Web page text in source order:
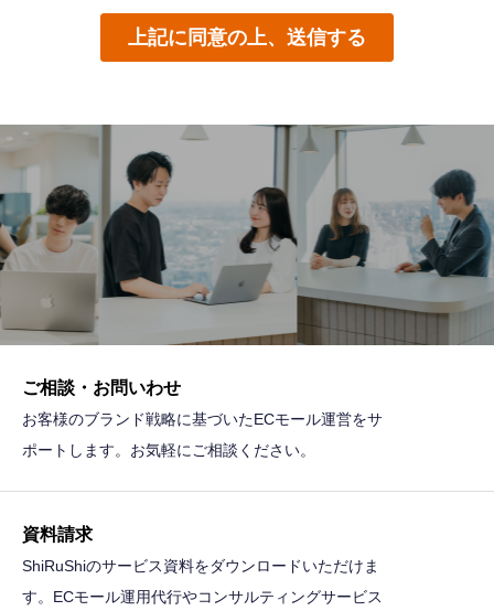
ご相談・お問いわせ
お客様のブランド戦略に基づいたECモール運営をサ
ポートします。お気軽にご相談ください。
資料請求
ShiRuShiのサービス資料をダウンロードいただけま
す。ECモール運用代行やコンサルティングサービス